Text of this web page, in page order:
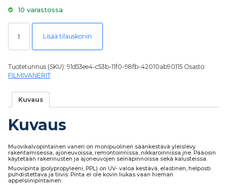
10 varastossa
Filmivaneri 9mm 1200x2400 II PPL Valkoinen/Harmaa, havu määrä
Lisää tilauskoriin
Tuotetunnus (SKU): 91d53ee4-c53b-11f0-98fb-42010ab90115 Osasto:
FILMIVANERIT
Kuvaus
Kuvaus
Muovikalvopintainen vaneri on monipuolinen säänkestävä yleislevy
rakentamisessa, ajoneuvoissa, remontoinnissa, nikkaroinnissa jne. Pääosin
käytetään rakennusten ja ajoneuvojen seinäpinnoissa sekä kalusteissa.
Muovipinta (polypropyleeni, PPL) on UV- valoa kestävä, elastinen, helposti
puhdistettava ja tiivis. Pinta ei ole kovin liukas vaan hieman
appelsiinipintainen.